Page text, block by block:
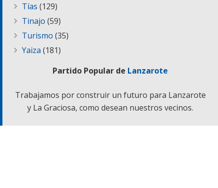
Tías (129)
Tinajo (59)
Turismo (35)
Yaiza (181)
Partido Popular de Lanzarote
Trabajamos por construir un futuro para Lanzarote
y La Graciosa, como desean nuestros vecinos.